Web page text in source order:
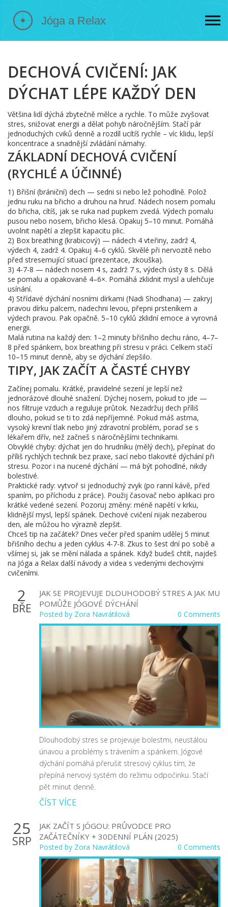
DECHOVÁ CVIČENÍ: JAK
DÝCHAT LÉPE KAŽDÝ DEN
Většina lidí dýchá zbytečně mělce a rychle. To může zvyšovat
stres, snižovat energii a dělat pohyb náročnějším. Stačí pár
jednoduchých cviků denně a rozdíl ucítíš rychle – víc klidu, lepší
koncentrace a snadnější zvládání námahy.
ZÁKLADNÍ DECHOVÁ CVIČENÍ
(RYCHLÉ A ÚČINNÉ)
1) Břišní (brániční) dech — sedni si nebo lež pohodlně. Polož
jednu ruku na břicho a druhou na hruď. Nádech nosem pomalu
do břicha, cítíš, jak se ruka nad pupkem zvedá. Výdech pomalu
pusou nebo nosem, břicho klesá. Opakuj 5–10 minut. Pomáhá
uvolnit napětí a zlepšit kapacitu plic.
2) Box breathing (krabicový) — nádech 4 vteřiny, zadrž 4,
výdech 4, zadrž 4. Opakuj 4–6 cyklů. Skvělé při nervozitě nebo
před stresemující situací (prezentace, zkouška).
3) 4-7-8 — nádech nosem 4 s, zadrž 7 s, výdech ústy 8 s. Dělá
se pomalu a opakovaně 4–6×. Pomáhá zklidnit mysl a ulehčuje
usínání.
4) Střídavé dýchání nosními dírkami (Nadi Shodhana) — zakryj
pravou dírku palcem, nadechni levou, přepni prsteníkem a
výdech pravou. Pak opačně. 5–10 cyklů zklidní emoce a vyrovná
energii.
Malá rutina na každý den: 1–2 minuty břišního dechu ráno, 4–7–
8 před spánkem, box breathing při stresu v práci. Celkem stačí
10–15 minut denně, aby se dýchání zlepšilo.
TIPY, JAK ZAČÍT A ČASTÉ CHYBY
Začínej pomalu. Krátké, pravidelné sezení je lepší než
jednorázové dlouhé snažení. Dýchej nosem, pokud to jde —
nos filtruje vzduch a reguluje průtok. Nezadržuj dech příliš
dlouho, pokud se ti to zdá nepříjemné. Pokud máš astma,
vysoký krevní tlak nebo jiný zdravotní problém, poraď se s
lékařem dřív, než začneš s náročnějšími technikami.
Obvyklé chyby: dýchat jen do hrudníku (mělý dech), přepínat do
příliš rychlých technik bez praxe, sací nebo tlakovité dýchání při
stresu. Pozor i na nucené dýchání — má být pohodlné, nikdy
bolestivé.
Praktické rady: vytvoř si jednoduchý zvyk (po ranní kávě, před
spaním, po příchodu z práce). Použij časovač nebo aplikaci pro
krátké vedené sezení. Pozoruj změny: méně napětí v krku,
klidnější mysl, lepší spánek. Dechové cvičení nijak nezaberou
den, ale můžou ho výrazně zlepšit.
Chceš tip na začátek? Dnes večer před spaním udělej 5 minut
břišního dechu a jeden cyklus 4-7-8. Zkus to šest dní po sobě a
všímej si, jak se mění nálada a spánek. Když budeš chtít, najdeš
na Jóga a Relax další návody a videa s vedenými dechovými
cvičeními.
2
BŘE
JAK SE PROJEVUJE DLOUHODOBÝ STRES A JAK MU
POMŮŽE JÓGOVÉ DÝCHÁNÍ
Posted by Zora Navrátilová 0 Comments
Dlouhodobý stres se projevuje bolestmi, neustálou
únavou a problémy s trávením a spánkem. Jógové
dýchání pomáhá přerušit stresový cyklus tím, že
přepíná nervový systém do režimu odpočinku. Stačí
pět minut denně.
ČÍST VÍCE
25
SRP
JAK ZAČÍT S JÓGOU: PRŮVODCE PRO
ZAČÁTEČNÍKY + 30DENNÍ PLÁN (2025)
Posted by Zora Navrátilová 0 Comments